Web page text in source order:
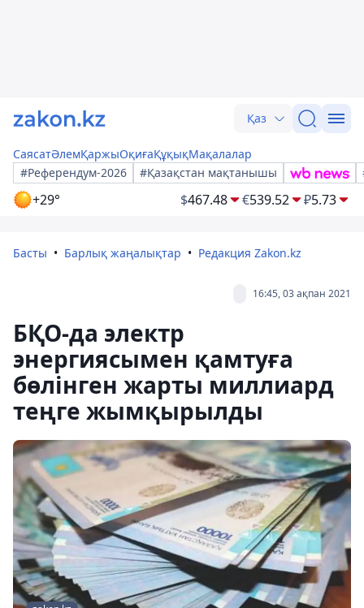
Қаз
СаясатӘлемҚаржыОқиғаҚұқықМақалалар
#Референдум-2026
#Қазақстан мақтанышы
+29° $467.48 €539.52 ₽5.73
Басты Барлық жаңалықтар Редакция Zakon.kz
16:45, 03 ақпан 2021
БҚО-да электр
энергиясымен қамтуға
бөлінген жарты миллиард
теңге жымқырылды